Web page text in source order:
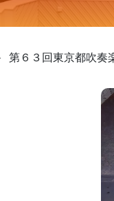
第６３回東京都吹奏